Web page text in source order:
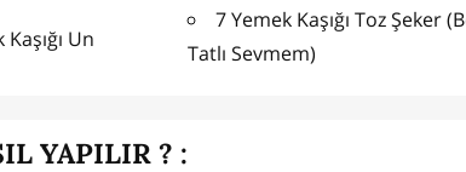
Un
7 Yemek Kaşığı Toz Şeker
Tatlı Sevmem)
YAPILIR ? :